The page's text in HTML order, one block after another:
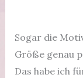
Sogar die
Größe genau
Das habe ich